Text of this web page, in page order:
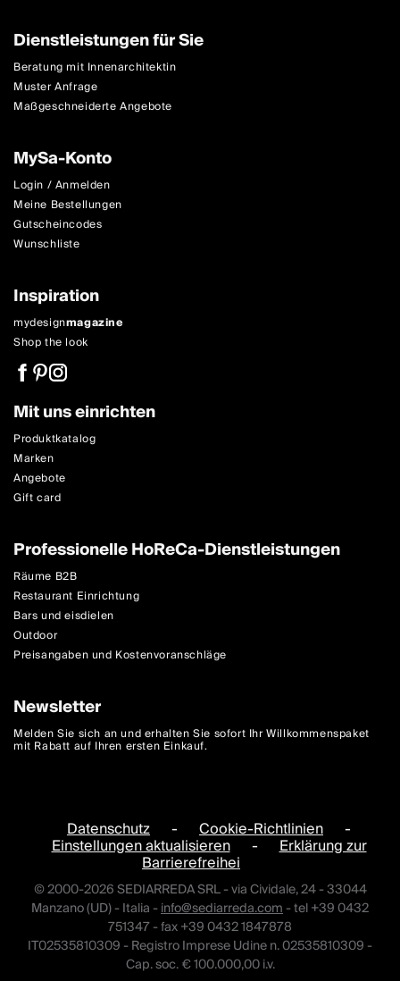
Dienstleistungen für Sie
Beratung mit Innenarchitektin
Muster Anfrage
Maßgeschneiderte Angebote
MySa-Konto
Login / Anmelden
Meine Bestellungen
Gutscheincodes
Wunschliste
Inspiration
mydesignmagazine
Shop the look
Mit uns einrichten
Produktkatalog
Marken
Angebote
Gift card
Professionelle HoReCa-Dienstleistungen
Räume B2B
Restaurant Einrichtung
Bars und eisdielen
Outdoor
Preisangaben und Kostenvoranschläge
Newsletter
Melden Sie sich an und erhalten Sie sofort Ihr Willkommenspaket
mit Rabatt auf Ihren ersten Einkauf.
Datenschutz - Cookie-Richtlinien -
Einstellungen aktualisieren - Erklärung zur
Barrierefreihei
© 2000-2026 SEDIARREDA SRL - via Cividale, 24 - 33044
Manzano (UD) - Italia -info@sediarreda.com- tel +39 0432
751347 - fax +39 0432 1847878
IT02535810309 - Registro Imprese Udine n. 02535810309 -
Cap. soc. € 100.000,00 i.v.